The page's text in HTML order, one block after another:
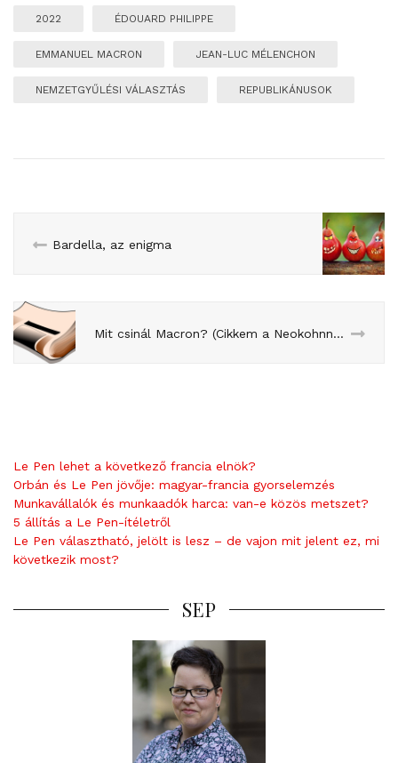
2022 ÉDOUARD PHILIPPE
EMMANUEL MACRON JEAN-LUC MÉLENCHON
NEMZETGYŰLÉSI VÁLASZTÁS REPUBLIKÁNUSOK
Bardella, az enigma
Mit csinál Macron? (Cikkem a Neokohnnak)
Le Pen lehet a következő francia elnök?
Orbán és Le Pen jövője: magyar-francia gyorselemzés
Munkavállalók és munkaadók harca: van-e közös metszet?
5 állítás a Le Pen-ítéletről
Le Pen választható, jelölt is lesz – de vajon mit jelent ez, mi
következik most?
SEP